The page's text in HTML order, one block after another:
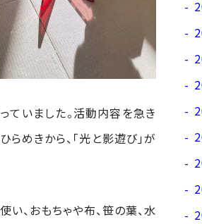
いました。活動内容を急き
らめきから、「光と影遊び」が
、おもちゃや布、笹の葉、水